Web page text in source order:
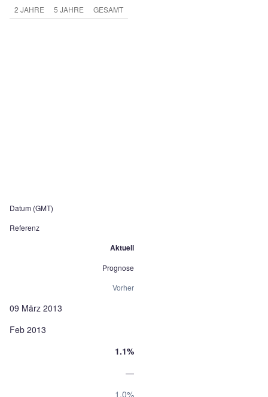
2 JAHRE 5 JAHRE GESAMT
Datum (GMT)
Referenz
Aktuell
Prognose
Vorher
09 März 2013
Feb 2013
1.1%
—
1.0%